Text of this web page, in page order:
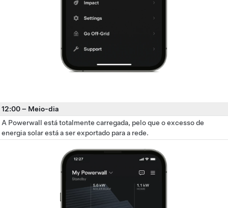
12:00– Meio-dia
A Powerwall está totalmente carregada, pelo que o excesso de
energia solar está a ser exportado para a rede.